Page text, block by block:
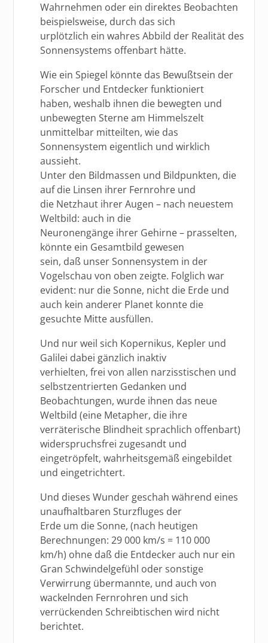
Wahrnehmen oder ein direktes Beobachten
beispielsweise, durch das sich
urplötzlich ein wahres Abbild der Realität des
Sonnensystems offenbart hätte.
Wie ein Spiegel könnte das Bewußtsein der
Forscher und Entdecker funktioniert
haben, weshalb ihnen die bewegten und
unbewegten Sterne am Himmelszelt
unmittelbar mitteilten, wie das
Sonnensystem eigentlich und wirklich
aussieht.
Unter den Bildmassen und Bildpunkten, die
auf die Linsen ihrer Fernrohre und
die Netzhaut ihrer Augen – nach neuestem
Weltbild: auch in die
Neuronengänge ihrer Gehirne – prasselten,
könnte ein Gesamtbild gewesen
sein, daß unser Sonnensystem in der
Vogelschau von oben zeigte. Folglich war
evident: nur die Sonne, nicht die Erde und
auch kein anderer Planet konnte die
gesuchte Mitte ausfüllen.
Und nur weil sich Kopernikus, Kepler und
Galilei dabei gänzlich inaktiv
verhielten, frei von allen narzisstischen und
selbstzentrierten Gedanken und
Beobachtungen, wurde ihnen das neue
Weltbild (eine Metapher, die ihre
verräterische Blindheit sprachlich offenbart)
widerspruchsfrei zugesandt und
eingetröpfelt, wahrheitsgemäß eingebildet
und eingetrichtert.
Und dieses Wunder geschah während eines
unaufhaltbaren Sturzfluges der
Erde um die Sonne, (nach heutigen
Berechnungen: 29 000 km/s = 110 000
km/h) ohne daß die Entdecker auch nur ein
Gran Schwindelgefühl oder sonstige
Verwirrung übermannte, und auch von
wackelnden Fernrohren und sich
verrückenden Schreibtischen wird nicht
berichtet.